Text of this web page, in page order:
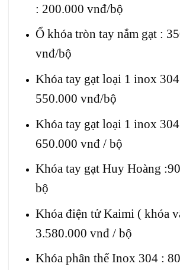
: 200.000 vnđ/bộ
Ổ khóa tròn tay nắm gạt :
vnđ/bộ
Khóa tay gạt loại 1 inox
550.000 vnđ/bộ
Khóa tay gạt loại 1 inox
650.000 vnđ / bộ
Khóa tay gạt Huy Hoàng
bộ
Khóa điện tử Kaimi ( khóa
3.580.000 vnđ / bộ
Khóa phân thể Inox 304 :